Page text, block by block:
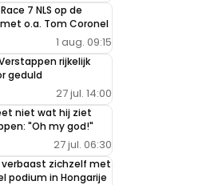
7 NLS op de
o.a. Tom Coronel
1 aug. 09:15
rijkelijk
geduld
27 jul. 14:00
niet wat hij ziet
"Oh my god!"
27 jul. 06:30
zichzelf met
podium in Hongarije